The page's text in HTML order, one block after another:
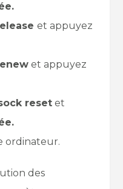
et appuyez
et appuyez
reset et
ordinateur.
des